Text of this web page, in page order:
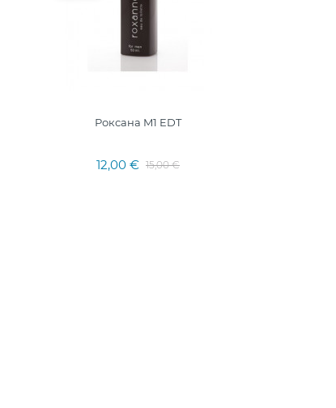
Роксана M1 EDT
12,00 € 15,00 €